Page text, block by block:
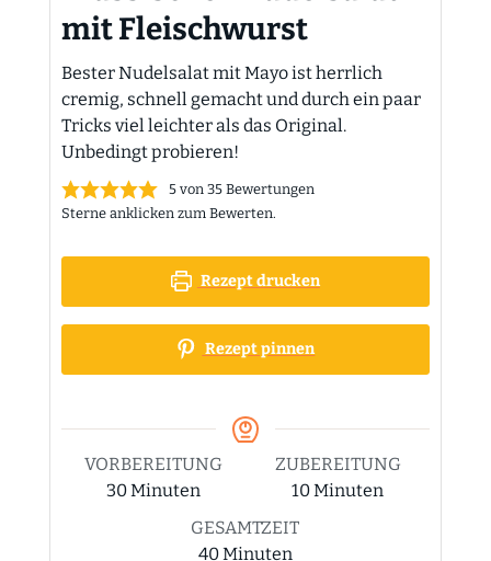
mit Fleischwurst
Bester Nudelsalat mit Mayo ist herrlich
cremig, schnell gemacht und durch ein paar
Tricks viel leichter als das Original.
Unbedingt probieren!
5von 35Bewertungen
Sterne anklicken zum Bewerten.
Rezept drucken
Rezept pinnen
VORBEREITUNG
30Minuten
Minuten
ZUBEREITUNG
10Minuten
Minuten
GESAMTZEIT
40Minuten
Minuten